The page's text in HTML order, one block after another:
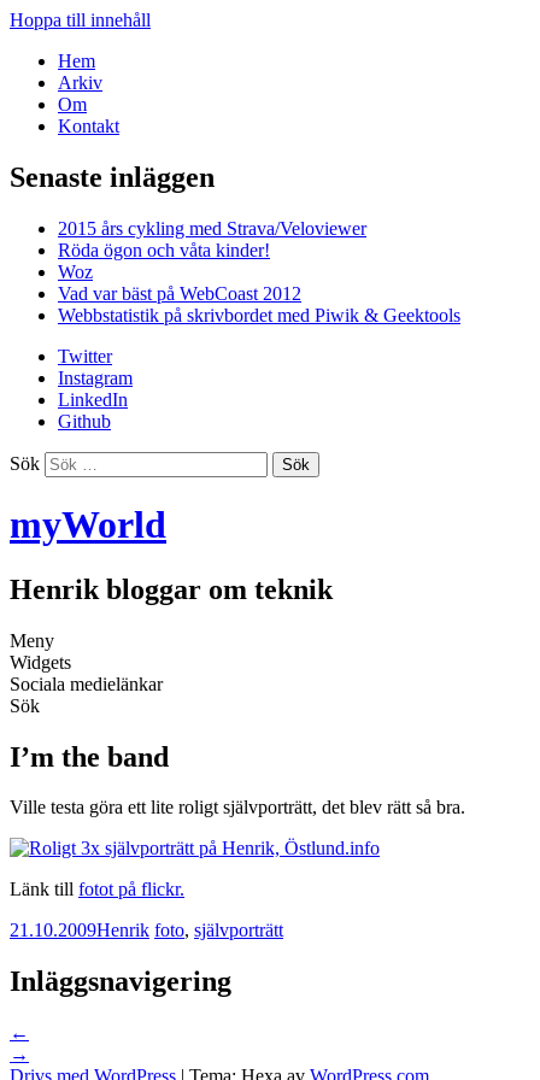
Hoppa till innehåll
Hem
Arkiv
Om
Kontakt
Senaste inläggen
2015 års cykling med Strava/Veloviewer
Röda ögon och våta kinder!
Woz
Vad var bäst på WebCoast 2012
Webbstatistik på skrivbordet med Piwik & Geektools
Twitter
Instagram
LinkedIn
Github
Sök
myWorld
Henrik bloggar om teknik
Meny
Widgets
Sociala medielänkar
Sök
I’m the band
Ville testa göra ett lite roligt självporträtt, det blev rätt så bra.
Länk till fotot på flickr.
21.10.2009Henrik foto, självporträtt
Inläggsnavigering
←
→